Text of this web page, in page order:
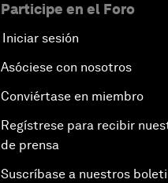
Participe en el Foro
Iniciar sesión
Asóciese con nosotros
Conviértase en miembro
Regístrese para recibir
de prensa
Suscríbase a nuestros